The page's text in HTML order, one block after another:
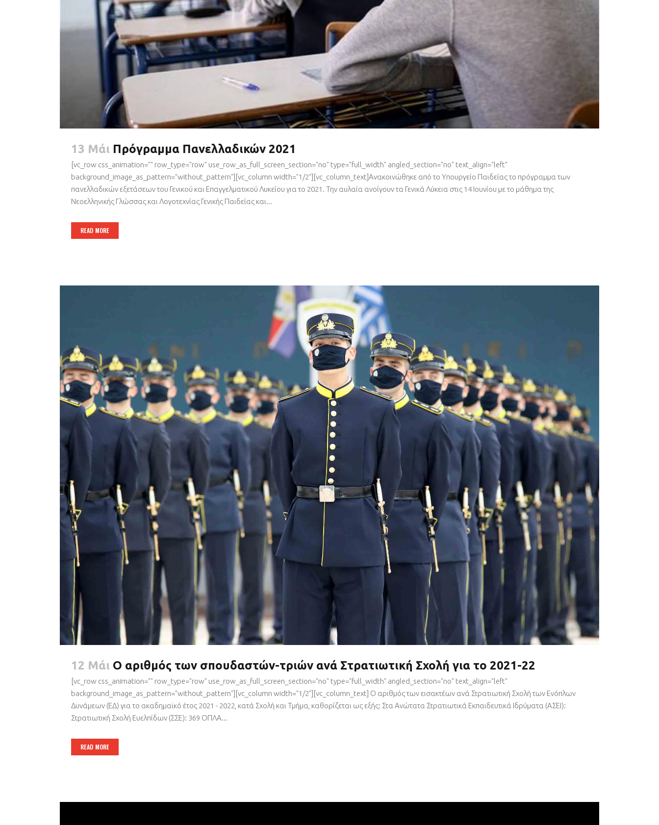
13 Μάι Πρόγραμμα Πανελλαδικών 2021
[vc_row css_animation="" row_type="row" use_row_as_full_screen_section="no" type="full_width" angled_section="no" text_align="left"
background_image_as_pattern="without_pattern"][vc_column width="1/2"][vc_column_text]Ανακοινώθηκε από το Υπουργείο Παιδείας το πρόγραμμα των
πανελλαδικών εξετάσεων του Γενικού και Επαγγελματικού Λυκείου για το 2021. Την αυλαία ανοίγουν τα Γενικά Λύκεια στις 14 Ιουνίου με το μάθημα της
Νεοελληνικής Γλώσσας και Λογοτεχνίας Γενικής Παιδείας και...
READ MORE
12 Μάι O αριθμός των σπουδαστών-τριών ανά Στρατιωτική Σχολή για το 2021-22
[vc_row css_animation="" row_type="row" use_row_as_full_screen_section="no" type="full_width" angled_section="no" text_align="left"
background_image_as_pattern="without_pattern"][vc_column width="1/2"][vc_column_text] Ο αριθμός των εισακτέων ανά Στρατιωτική Σχολή των Ενόπλων
Δυνάμεων (ΕΔ) για το ακαδημαϊκό έτος 2021 - 2022, κατά Σχολή και Τμήμα, καθορίζεται ως εξής: Στα Ανώτατα Στρατιωτικά Εκπαιδευτικά Ιδρύματα (ΑΣΕΙ):
Στρατιωτική Σχολή Ευελπίδων (ΣΣΕ): 369 ΟΠΛΑ...
READ MORE